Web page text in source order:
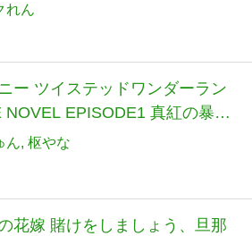
れん
ー ツイステッドワンダーラン
NOVEL EPISODE1 真紅の暴君
ん 枢やな
花嫁 賭けをしましょう、旦那